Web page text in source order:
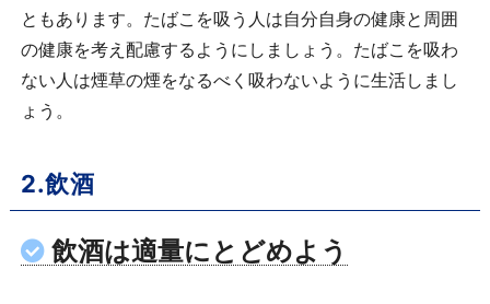
ともあります。たばこを吸う人は自分自身の健康と周囲
の健康を考え配慮するようにしましょう。たばこを吸わ
ない人は煙草の煙をなるべく吸わないように生活しまし
ょう。
2.飲酒
飲酒は適量にとどめよう